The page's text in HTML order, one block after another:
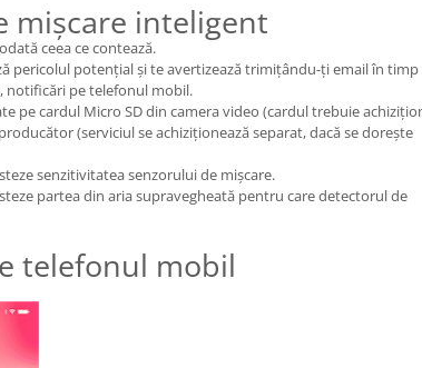
mișcare inteligent
ceea ce contează.
pericolul potențial și te avertizează trimițându-ți email în timp
notificări pe telefonul mobil.
pe cardul Micro SD din camera video (cardul trebuie
(serviciul se achiziționează separat, dacă se dorește
senzitivitatea senzorului de mișcare.
partea din aria supravegheată pentru care detectorul de
telefonul mobil